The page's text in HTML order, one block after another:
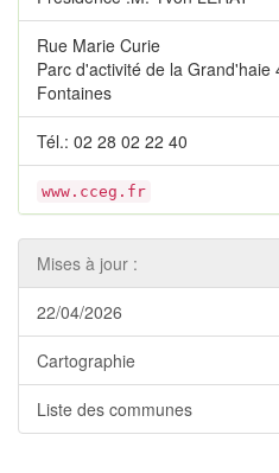
Rue Marie Curie
Parc d'activité de la
Fontaines
Tél.: 02 28 02 22 40
www.cceg.fr
Mises à jour :
22/04/2026
Cartographie
Liste des communes